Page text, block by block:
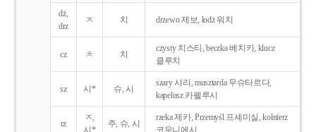
dż,
drz
ㅈ 치 drzewo 제보, łodż 워치
cz ㅊ 치
czysty 치스티, beczka 베치카, klucz
클루치
sz 시* 슈, 시
szary 샤리, musztarda 무슈타르다,
kapelusz 카펠루시
rz
ㅈ,
시*
주, 슈, 시
rzeka 제카, Przemyśl 프셰미실, kołnierz
코우니에시